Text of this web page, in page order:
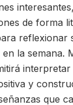
de forma
reflexionar
la semana.
interpretar
y
que